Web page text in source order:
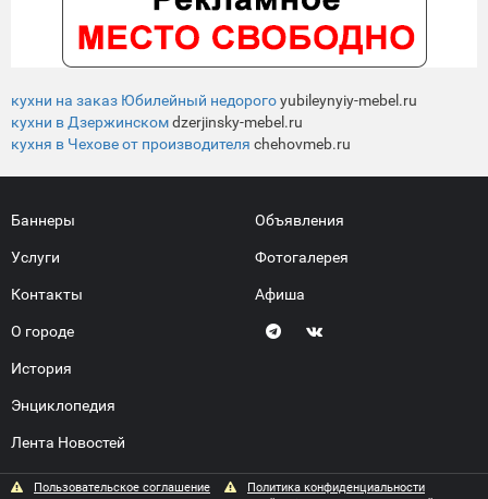
кухни на заказ Юбилейный недорогоyubileynyiy-mebel.ru
кухни в Дзержинскомdzerjinsky-mebel.ru
кухня в Чехове от производителя chehovmeb.ru
Баннеры
Услуги
Контакты
О городе
История
Энциклопедия
Лента Новостей
Объявления
Фотогалерея
Афиша
Пользовательское соглашение
Политика конфиденциальности